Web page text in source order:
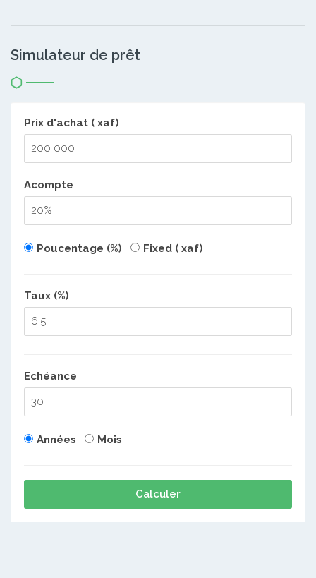
Simulateur de prêt
Prix d'achat ( xaf)
Acompte
Poucentage (%) Fixed ( xaf)
Taux (%)
Echéance
Années Mois
Calculer